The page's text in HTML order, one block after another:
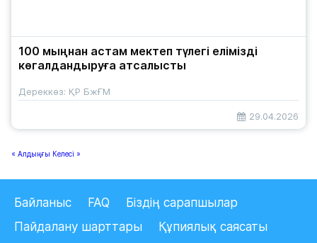
100 мыңнан астам мектеп түлегі елімізді
көгалдандыруға атсалысты
Дереккөз: ҚР БжҒМ
29.04.2026
« Алдыңғы Келесі »
Байланыс FAQ
Біздің сарапшылар
Пайдалану шарттары
Құпиялық саясаты